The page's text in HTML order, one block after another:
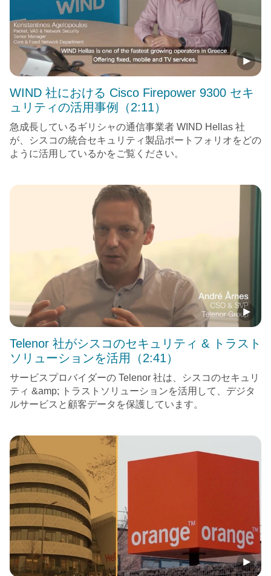
WIND 社における Cisco Firepower 9300 セキ
ュリティの活用事例（2:11）
急成長しているギリシャの通信事業者 WIND Hellas 社
が、シスコの統合セキュリティ製品ポートフォリオをどの
ように活用しているかをご覧ください。
Telenor 社がシスコのセキュリティ & トラスト
ソリューションを活用（2:41）
サービスプロバイダーの Telenor 社は、シスコのセキュリ
ティ &amp; トラストソリューションを活用して、デジタ
ルサービスと顧客データを保護しています。